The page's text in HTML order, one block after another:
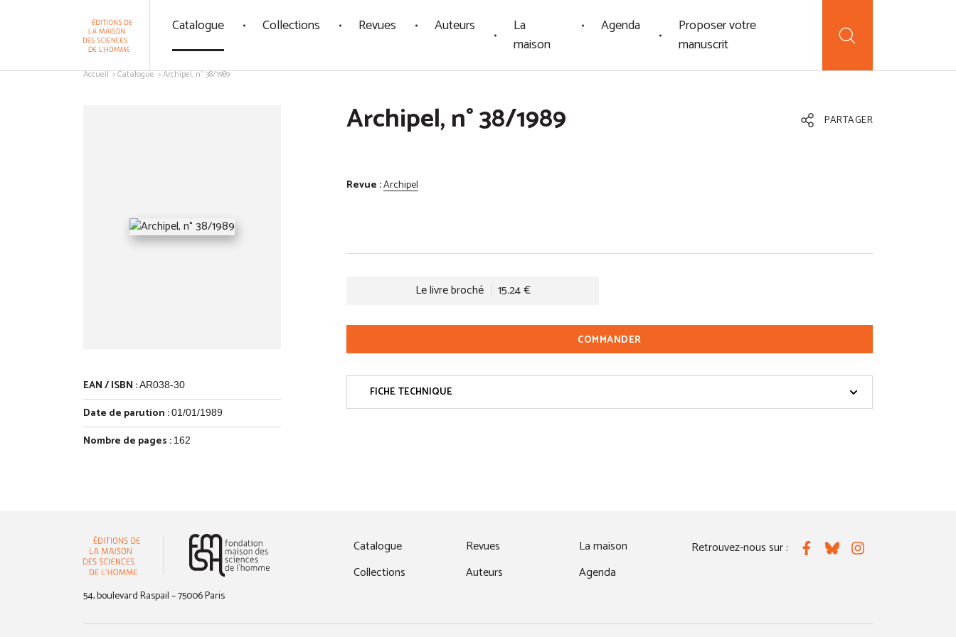
Catalogue Collections Revues Auteurs
La
maison
Agenda
Proposer votre
manuscrit
Accueil Catalogue Archipel, n° 38/1989
EAN / ISBN :AR038-30
Date de parution :01/01/1989
Nombre de pages : 162
Archipel, n° 38/1989 PARTAGER
Revue :Archipel
Le livre broché 15.24 €
COMMANDER
FICHE TECHNIQUE
54, boulevard Raspail – 75006 Paris
Catalogue
Collections
Revues
Auteurs
La maison
Agenda
Retrouvez-nous sur : FacebookBlueskyInstagram